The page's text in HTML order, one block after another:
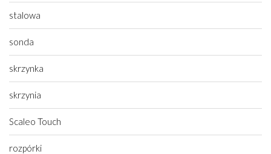
stalowa
sonda
skrzynka
skrzynia
Scaleo Touch
rozpórki